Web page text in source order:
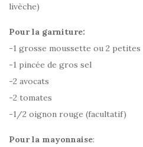
livèche)
Pour la garniture:
-1 grosse moussette ou 2 petites
-1 pincée de gros sel
-2 avocats
-2 tomates
-1/2 oignon rouge (facultatif)
Pour la mayonnaise: